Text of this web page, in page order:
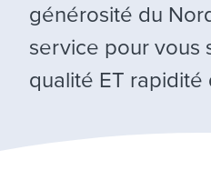
générosité du
service pour vous
qualité ET rapidité